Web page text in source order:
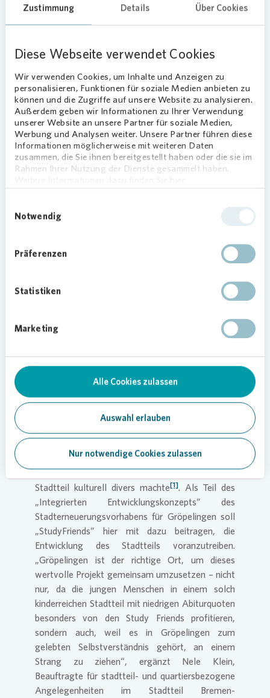
Zustimmung Details Über Cookies
Diese Webseite verwendet Cookies
Wir verwenden Cookies, um Inhalte und Anzeigen zu
personalisieren, Funktionen für soziale Medien anbieten zu
können und die Zugriffe auf unsere Website zu analysieren.
Außerdem geben wir Informationen zu Ihrer Verwendung
unserer Website an unsere Partner für soziale Medien,
Werbung und Analysen weiter. Unsere Partner führen diese
Informationen möglicherweise mit weiteren Daten
zusammen, die Sie ihnen bereitgestellt haben oder die sie im
Rahmen Ihrer Nutzung der Dienste gesammelt haben.
Notwendig
Präferenzen
Statistiken
Marketing
Alle Cookies zulassen
Auswahl erlauben
Nur notwendige Cookies zulassen
Dietze, Deutsche Kindergeldstiftung Bremen.
GEWOBA und BREBAU bei dem Projekt und
stellen den „StudyFriends“ jeweils zwei
Wohnungen zur Verfügung. Die Studierenden aus
den Wohnungen engagieren sich an der Neuen
Oberschule Gröpelingen sowie an der Oberschule
Ohlenhof. Weitere Studierende sollen zukünftig
an der Grundschule am Pastorenweg eingesetzt
werden. „Das Projekt ‚StudyFriends‘ zeigt sehr
eindrucksvoll, was man gemeinsam schaffen
Studierenden, Schülerinnen und Schüler und
Lehrkräfte. Ein super angenommenes Projekt, von
Schleisiek, GEWOBA Geschäftsbereichsleiter
Ost/West. „Mit diesem Projekt wollen wir und
alle Beteiligten dem Stadtteil die Wertschätzung
entgegenbringen, die er verdient hat. Gröpelingen
mitgestalten“, ergänzt Frank Oetjen, Leiter
Kaufmännisches Bestandsmanagement bei
In Bremen Gröpelingen zu Hause
Gröpelingen war lange für Industriebetriebe und
Hafenwirtschaft bekannt, sodass das Stadtbild
Jahren zog es einige Gastarbeiterinnen und
Gastarbeiter in den Bremer Westen, was den
Stadtteil kulturell divers machte[1]. Als Teil des
„Integrierten Entwicklungskonzepts“ des
Stadterneuerungsvorhabens für Gröpelingen soll
„StudyFriends“ hier mit dazu beitragen, die
Entwicklung des Stadtteils voranzutreiben.
„Gröpelingen ist der richtige Ort, um dieses
wertvolle Projekt gemeinsam umzusetzen – nicht
nur, da die jungen Menschen in einem solch
kinderreichen Stadtteil mit niedrigen Abiturquoten
besonders von den Study Friends profitieren,
sondern auch, weil es in Gröpelingen zum
gelebten Selbstverständnis gehört, an einem
Strang zu ziehen“, ergänzt Nele Klein,
Beauftragte für stadtteil- und quartiersbezogene
Angelegenheiten im Stadtteil Bremen-